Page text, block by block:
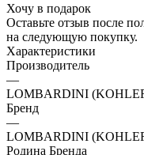
Хочу в подарок
Оставьте отзыв после
на следующую покупку.
Характеристики
Производитель
—
LOMBARDINI
Бренд
—
LOMBARDINI
Родина Бренда